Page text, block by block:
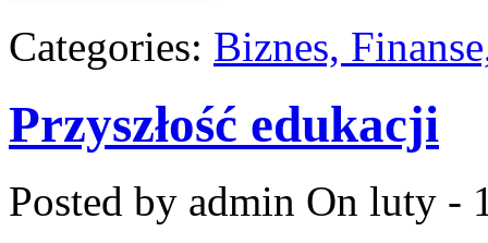
Categories: Biznes,
Przyszłość edukacji
Posted by admin On luty -